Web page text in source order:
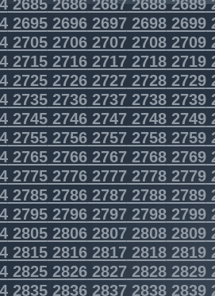
26952696269726982699
27052706270727082709
27152716271727182719
27252726272727282729
27352736273727382739
27452746274727482749
27552756275727582759
27652766276727682769
27752776277727782779
27852786278727882789
27952796279727982799
28052806280728082809
28152816281728182819
28252826282728282829
28352836283728382839